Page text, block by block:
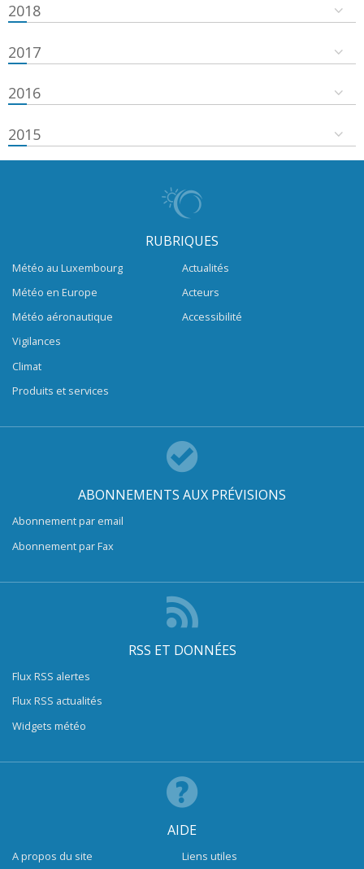
2018
2017
2016
2015
RUBRIQUES
Météo au Luxembourg
Météo en Europe
Météo aéronautique
Vigilances
Climat
Produits et services
Actualités
Acteurs
Accessibilité
ABONNEMENTS AUX PRÉVISIONS
Abonnement par email
Abonnement par Fax
RSS ET DONNÉES
Flux RSS alertes
Flux RSS actualités
Widgets météo
AIDE
A propos du site Liens utiles